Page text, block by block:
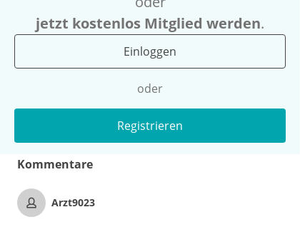
jetzt kostenlos Mitglied werden.
Einloggen
oder
Registrieren
Kommentare
Arzt9023